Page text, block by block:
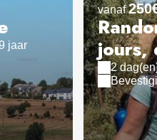
jaar
vanaf
jours,
2